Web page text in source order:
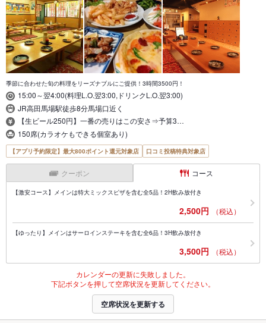
季節に合わせた旬の料理をリーズナブルにご提供！3時間3500円！
15:00～翌4:00(料理L.O.翌3:00,ドリンクL.O.翌3:00)
JR高田馬場駅徒歩8分馬場口近く
【生ビール250円】一番の売りはこの安さ⇒予算3…
150席(カラオケもできる個室あり)
【アプリ予約限定】最大800ポイント還元対象店 口コミ投稿特典対象店
クーポン コース
【激安コース】メインは特大ミックスピザを含む全5品！2H飲み放付き
2,500円 （税込）
【ゆったり】メインはサーロインステーキを含む全6品！3H飲み放付き
3,500円 （税込）
カレンダーの更新に失敗しました。
下記ボタンを押して空席状況を更新してください。
空席状況を更新する